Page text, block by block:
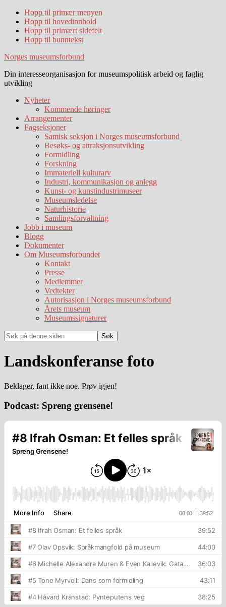
Hopp til primær menyen
Hopp til hovedinnhold
Hopp til primært sidefelt
Hopp til bunntekst
Norges museumsforbund
Din interesseorganisasjon for museumspolitisk arbeid og faglig
utvikling
Nyheter
Kommende høringer
Arrangementer
Fagseksjoner
Samisk seksjon i Norges museumsforbund
Besøks- og attraksjonsutvikling
Formidling
Forskning
Immateriell kulturarv
Industri, kommunikasjon og anlegg
Kunst- og kunstindustrimuseer
Museumsledelse
Naturhistorie
Samlingsforvaltning
Jobb i museum
Blogg
Dokumenter
Om Museumsforbundet
Kontakt
Presse
Medlemmer
Vedtekter
Autorisasjon i Norges museumsforbund
Årets museum
Museumssignaturer
Søk
på
siden
Landskonferanse foto
Beklager, fant ikke noe. Prøv igjen!
Hoved
sidebar
Podcast: Spreng grensene!